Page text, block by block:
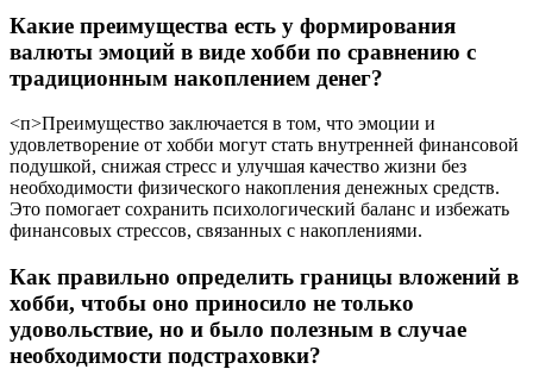
Какие преимущества есть у формирования
валюты эмоций в виде хобби по сравнению с
традиционным накоплением денег?
<п>Преимущество заключается в том, что эмоции и
удовлетворение от хобби могут стать внутренней финансовой
подушкой, снижая стресс и улучшая качество жизни без
необходимости физического накопления денежных средств.
Это помогает сохранить психологический баланс и избежать
финансовых стрессов, связанных с накоплениями.
Как правильно определить границы вложений в
хобби, чтобы оно приносило не только
удовольствие, но и было полезным в случае
необходимости подстраховки?